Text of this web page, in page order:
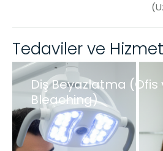
Tedaviler ve
Diş Beyazlatma (Ofis
Bleaching)